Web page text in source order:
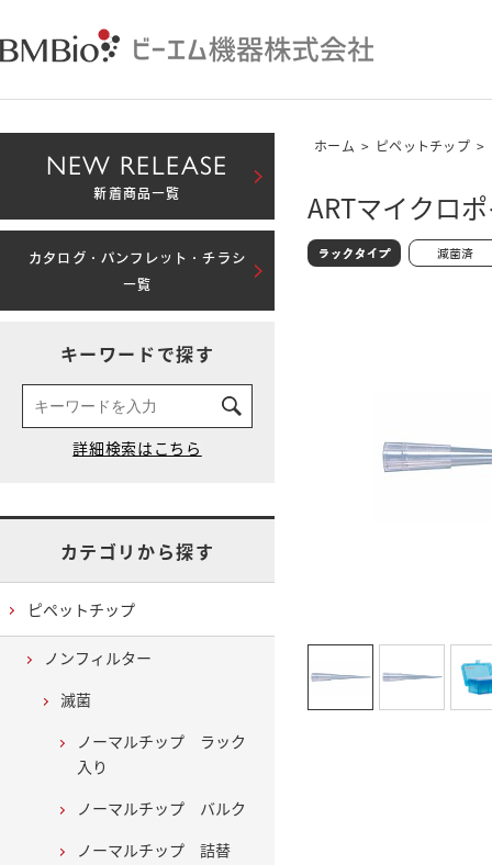
ホーム > ピペットチップ >
ARTマイクロ
NEW RELEASE
新着商品一覧
カタログ・パンフレット・チラシ
一覧
キーワードで探す
カテゴリから探す
ピペットチップ
ノンフィルター
滅菌
ノーマルチップ ラック
入り
ノーマルチップ バルク
ノーマルチップ 詰替